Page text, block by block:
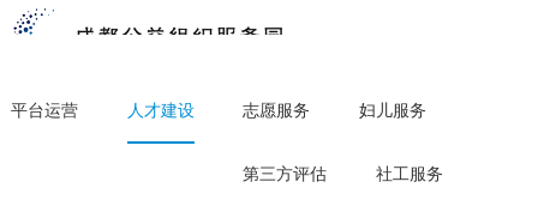
平台运营 人才建设 志愿服务 妇儿服务
第三方评估 社工服务